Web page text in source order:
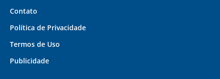
Contato
Política de Privacidade
Termos de Uso
Publicidade